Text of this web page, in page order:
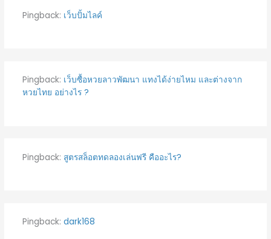
Pingback: เว็บปั้มไลค์
Pingback: เว็บซื้อหวยลาวพัฒนา แทงได้ง่ายไหม และต่างจาก
หวยไทย อย่างไร ?
Pingback: สูตรสล็อตทดลองเล่นฟรี คืออะไร?
Pingback: dark168